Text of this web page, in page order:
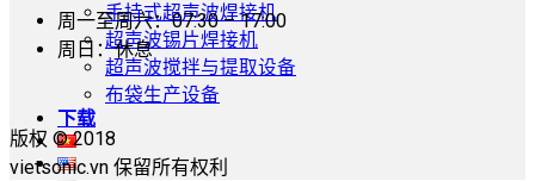
手持式超声波焊接机
超声波锡片焊接机
超声波搅拌与提取设备
布袋生产设备
下载
周一至周六：07:30 – 17:00
周日：休息
版权 © 2018
vietsonic.vn 保留所有权利